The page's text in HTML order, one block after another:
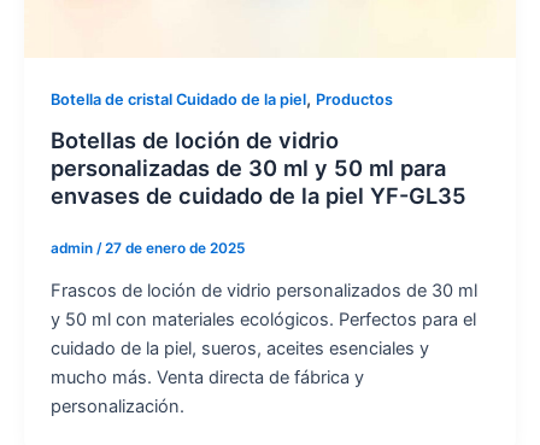
Botella de cristal Cuidado de la piel, Productos
Botellas de loción de vidrio
personalizadas de 30 ml y 50 ml para
envases de cuidado de la piel YF-GL35
admin /27 de enero de 2025
Frascos de loción de vidrio personalizados de 30 ml
y 50 ml con materiales ecológicos. Perfectos para el
cuidado de la piel, sueros, aceites esenciales y
mucho más. Venta directa de fábrica y
personalización.